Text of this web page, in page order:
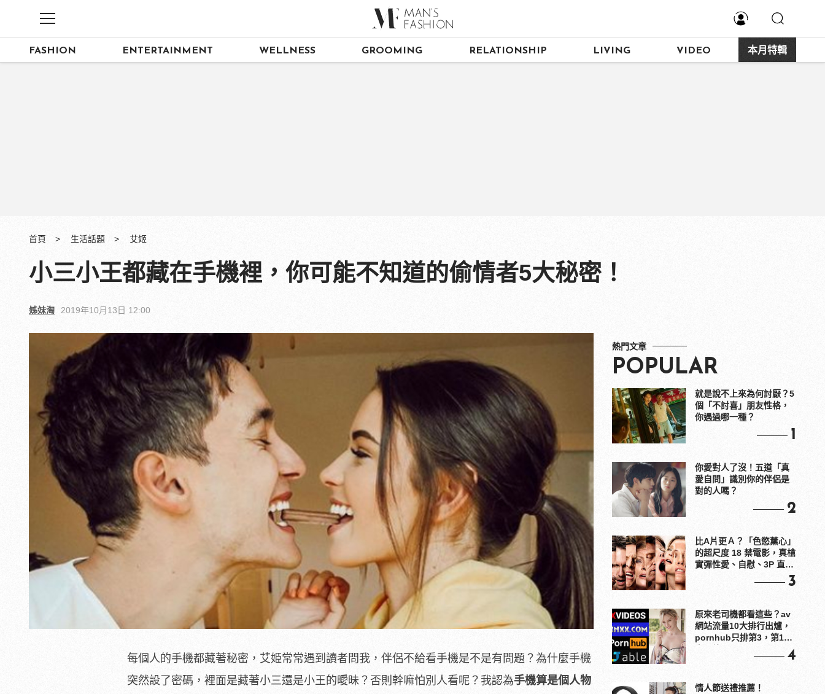
FASHION ENTERTAINMENT WELLNESS GROOMING RELATIONSHIP LIVING VIDEO 本月特輯
首頁 生活話題 艾姬
小三小王都藏在手機裡，你可能不知道的偷情者5大秘密！
姊妹淘 2019年10月13日 12:00
每個人的手機都藏著秘密，艾姫常常遇到讀者問我，伴侶不給看手機是不是有問題？為什麼手機
突然設了密碼，裡面是藏著小三還是小王的曖昧？否則幹嘛怕別人看呢？我認為手機算是個人物
熱門文章
POPULAR
就是說不上來為何討厭？5
個「不討喜」朋友性格，
你遇過哪一種？
1
你愛對人了沒！五道「真
愛自問」識別你的伴侶是
對的人嗎？
2
比A片更Ａ？「色慾薰心」
的超尺度 18 禁電影，真槍
實彈性愛、自慰、3P 直接
3
原來老司機都看這些？av
網站流量10大排行出爐，
pornhub只排第3，第1名
4
情人節送禮推薦！